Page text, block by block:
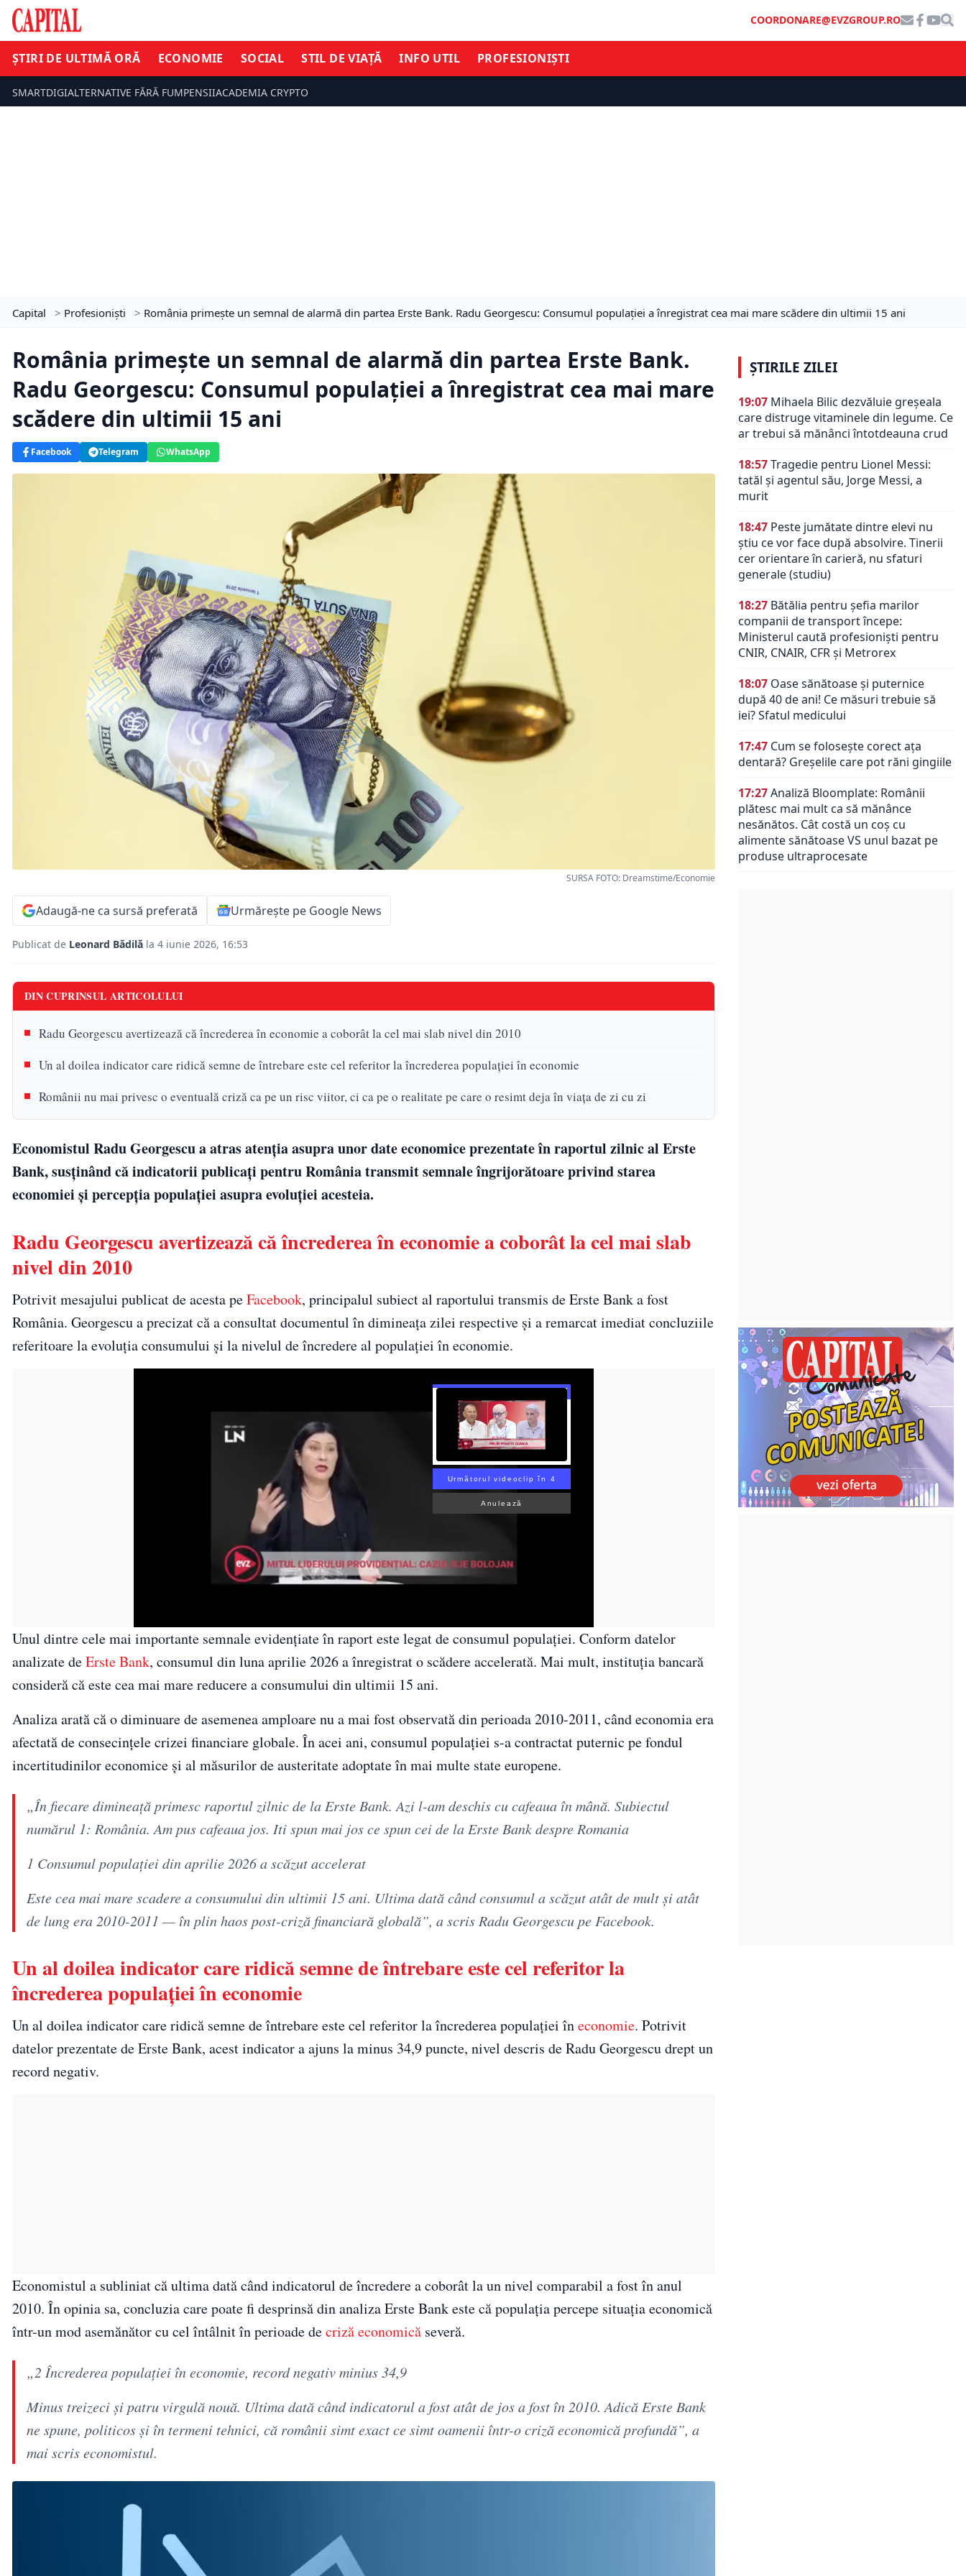
COORDONARE@EVZGROUP.RO
ȘTIRI DE ULTIMĂ ORĂ ECONOMIE SOCIAL STIL DE VIAȚĂ INFO UTIL PROFESIONIȘTI
SMARTDIGIALTERNATIVE FĂRĂ FUMPENSIIACADEMIA CRYPTO
Capital > Profesioniști > România primește un semnal de alarmă din partea Erste Bank. Radu Georgescu: Consumul populației a înregistrat cea mai mare scădere din ultimii 15 ani
România primește un semnal de alarmă din partea Erste Bank.
Radu Georgescu: Consumul populației a înregistrat cea mai mare
scădere din ultimii 15 ani
Facebook Telegram WhatsApp
SURSA FOTO: Dreamstime/Economie
Adaugă-ne ca sursă preferată Urmărește pe Google News
Publicat de Leonard Bădilă la 4 iunie 2026, 16:53
DIN CUPRINSUL ARTICOLULUI
Radu Georgescu avertizează că încrederea în economie a coborât la cel mai slab nivel din 2010
Un al doilea indicator care ridică semne de întrebare este cel referitor la încrederea populației în economie
Românii nu mai privesc o eventuală criză ca pe un risc viitor, ci ca pe o realitate pe care o resimt deja în viața de zi cu zi
Economistul Radu Georgescu a atras atenția asupra unor date economice prezentate în raportul zilnic al Erste
Bank, susținând că indicatorii publicați pentru România transmit semnale îngrijorătoare privind starea
economiei și percepția populației asupra evoluției acesteia.
Radu Georgescu avertizează că încrederea în economie a coborât la cel mai slab
nivel din 2010
Potrivit mesajului publicat de acesta peFacebook, principalul subiect al raportului transmis de Erste Bank a fost
România. Georgescu a precizat că a consultat documentul în dimineața zilei respective și a remarcat imediat concluziile
referitoare la evoluția consumului și la nivelul de încredere al populației în economie.
Următorul videoclip în 3
Anulează
Unul dintre cele mai importante semnale evidențiate în raport este legat de consumul populației. Conform datelor
analizate deErste Bank, consumul din luna aprilie 2026 a înregistrat o scădere accelerată. Mai mult, instituția bancară
consideră că este cea mai mare reducere a consumului din ultimii 15 ani.
Analiza arată că o diminuare de asemenea amploare nu a mai fost observată din perioada 2010-2011, când economia era
afectată de consecințele crizei financiare globale. În acei ani, consumul populației s-a contractat puternic pe fondul
incertitudinilor economice și al măsurilor de austeritate adoptate în mai multe state europene.
„În fiecare dimineață primesc raportul zilnic de la Erste Bank. Azi l-am deschis cu cafeaua în mână. Subiectul
numărul 1: România. Am pus cafeaua jos. Iti spun mai jos ce spun cei de la Erste Bank despre Romania
1 Consumul populației din aprilie 2026 a scăzut accelerat
Este cea mai mare scadere a consumului din ultimii 15 ani. Ultima dată când consumul a scăzut atât de mult și atât
de lung era 2010-2011 — în plin haos post-criză financiară globală”, a scris Radu Georgescu pe Facebook.
Un al doilea indicator care ridică semne de întrebare este cel referitor la
încrederea populației în economie
Un al doilea indicator care ridică semne de întrebare este cel referitor la încrederea populației îneconomie. Potrivit
datelor prezentate de Erste Bank, acest indicator a ajuns la minus 34,9 puncte, nivel descris de Radu Georgescu drept un
record negativ.
Economistul a subliniat că ultima dată când indicatorul de încredere a coborât la un nivel comparabil a fost în anul
2010. În opinia sa, concluzia care poate fi desprinsă din analiza Erste Bank este că populația percepe situația economică
într-un mod asemănător cu cel întâlnit în perioade decriză economică severă.
„2 Încrederea populației în economie, record negativ minius 34,9
Minus treizeci și patru virgulă nouă. Ultima dată când indicatorul a fost atât de jos a fost în 2010. Adică Erste Bank
ne spune, politicos și în termeni tehnici, că românii simt exact ce simt oamenii într-o criză economică profundă”, a
mai scris economistul.
ȘTIRILE ZILEI
19:07 Mihaela Bilic dezvăluie greșeala
care distruge vitaminele din legume. Ce
ar trebui să mănânci întotdeauna crud
18:57Tragedie pentru Lionel Messi:
tatăl și agentul său, Jorge Messi, a
murit
18:47 Peste jumătate dintre elevi nu
știu ce vor face după absolvire. Tinerii
cer orientare în carieră, nu sfaturi
generale (studiu)
18:27 Bătălia pentru șefia marilor
companii de transport începe:
Ministerul caută profesioniști pentru
CNIR, CNAIR, CFR și Metrorex
18:07 Oase sănătoase și puternice
după 40 de ani! Ce măsuri trebuie să
iei? Sfatul medicului
17:47 Cum se folosește corect ața
dentară? Greșelile care pot răni gingiile
17:27Analiză Bloomplate: Românii
plătesc mai mult ca să mănânce
nesănătos. Cât costă un coș cu
alimente sănătoase VS unul bazat pe
produse ultraprocesate